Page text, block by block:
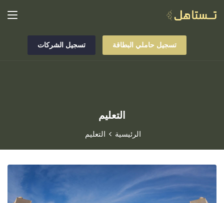
تسجيل حاملي البطاقة تسجيل الشركات
التعليم
الرئيسية التعليم